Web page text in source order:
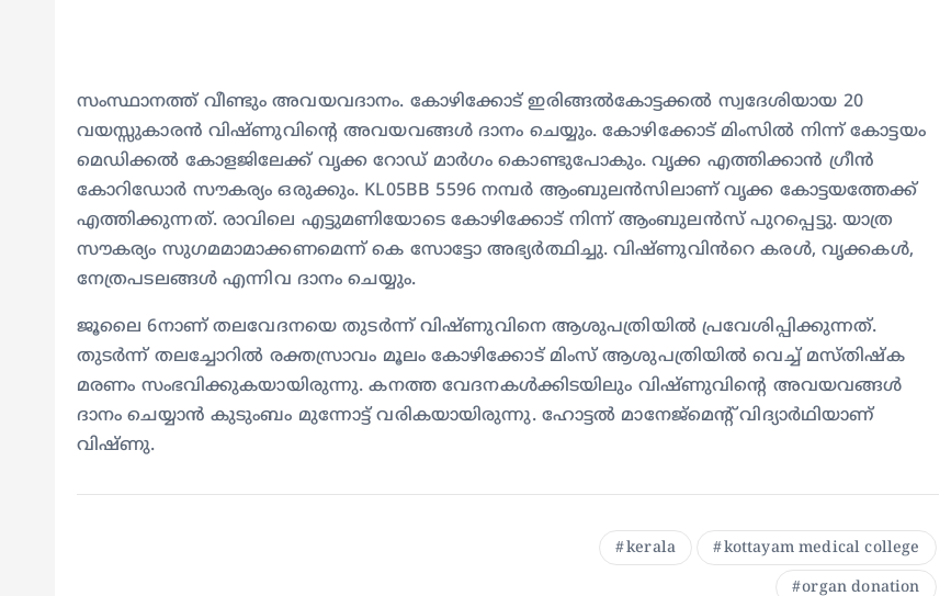
സംസ്ഥാനത്ത് വീണ്ടും അവയവദാനം. കോഴിക്കോട് ഇരിങ്ങൽകോട്ടക്കൽ സ്വദേശിയായ 20
വയസ്സുകാരൻ വിഷ്ണുവിന്റെ അവയവങ്ങൾ ദാനം ചെയ്യും. കോഴിക്കോട് മിംസിൽ നിന്ന് കോട്ടയം
മെഡിക്കൽ കോളജിലേക്ക് വൃക്ക റോഡ് മാർഗം കൊണ്ടുപോകും. വൃക്ക എത്തിക്കാൻ ഗ്രീൻ
കോറിഡോർ സൗകര്യം ഒരുക്കും. KL05BB 5596 നമ്പർ ആംബുലൻസിലാണ് വൃക്ക കോട്ടയത്തേക്ക്
എത്തിക്കുന്നത്. രാവിലെ എട്ടുമണിയോടെ കോഴിക്കോട് നിന്ന് ആംബുലൻസ് പുറപ്പെട്ടു. യാത്ര
സൗകര്യം സുഗമമാമാക്കണമെന്ന് കെ സോട്ടോ അഭ്യർത്ഥിച്ചു. വിഷ്ണുവിൻറെ കരൾ, വൃക്കകൾ,
നേത്രപടലങ്ങൾ എന്നിവ ദാനം ചെയ്യും.
ജൂലൈ 6നാണ് തലവേദനയെ തുടർന്ന് വിഷ്ണുവിനെ ആശുപത്രിയിൽ പ്രവേശിപ്പിക്കുന്നത്.
തുടർന്ന് തലച്ചോറിൽ രക്തസ്രാവം മൂലം കോഴിക്കോട് മിംസ് ആശുപത്രിയിൽ വെച്ച് മസ്തിഷ്ക
മരണം സംഭവിക്കുകയായിരുന്നു. കനത്ത വേദനകൾക്കിടയിലും വിഷ്ണുവിൻ്റെ അവയവങ്ങൾ
ദാനം ചെയ്യാൻ കുടുംബം മുന്നോട്ട് വരികയായിരുന്നു. ഹോട്ടൽ മാനേജ്മെന്റ് വിദ്യാർഥിയാണ്
വിഷ്ണു.
kerala kottayam medical college
organ donation